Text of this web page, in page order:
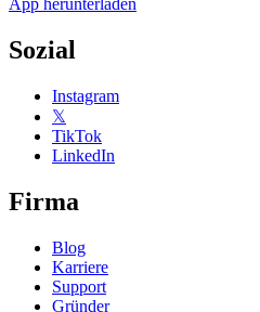
App herunterladen
Sozial
Instagram
𝕏
TikTok
LinkedIn
Firma
Blog
Karriere
Support
Gründer